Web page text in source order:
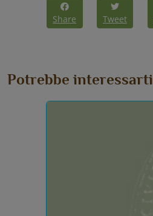
Share Tweet
Potrebbe interessarti